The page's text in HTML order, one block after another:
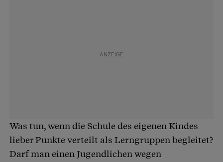
Was tun, wenn die Schule des eigenen Kindes
lieber Punkte verteilt als Lerngruppen begleitet?
Darf man einen Jugendlichen wegen